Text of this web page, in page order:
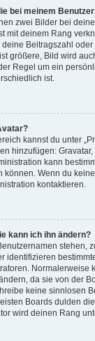
bei meinem
zwei Bilder bei
mit deinem Rang
Beitragszahl
größere, Bild wird
Regel um ein
ist.
kannst du unter
hinzufügen:
kann
können. Wenn du
kontaktieren.
kann ich ihn ändern?
stehen,
identifizieren
Normalerweise
da sie von der
keine sinnlosen
Boards dulden
wird deinen Rang